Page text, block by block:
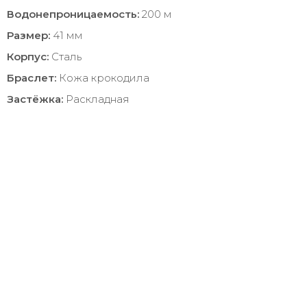
Водонепроницаемость: 200 м
Размер: 41 мм
Корпус: Сталь
Браслет: Кожа крокодила
Застёжка: Раскладная